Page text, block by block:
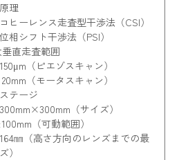
理
レンス走査型干渉法（CSI）
フト干渉法（PSI）
直走査範囲
（ピエゾスキャン）
（モータスキャン）
テージ
（サイズ）
（可動範囲）
（高さ方向のレンズまでの最
）